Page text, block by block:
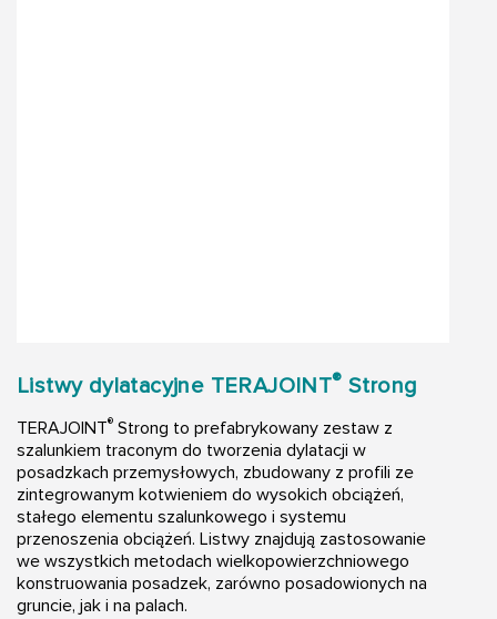
Listwy dylatacyjne TERAJOINT® Strong
TERAJOINT® Strong to prefabrykowany zestaw z
szalunkiem traconym do tworzenia dylatacji w
posadzkach przemysłowych, zbudowany z profili ze
zintegrowanym kotwieniem do wysokich obciążeń,
stałego elementu szalunkowego i systemu
przenoszenia obciążeń. Listwy znajdują zastosowanie
we wszystkich metodach wielkopowierzchniowego
konstruowania posadzek, zarówno posadowionych na
gruncie, jak i na palach.